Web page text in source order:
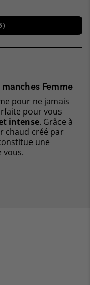
Femme
pour ne jamais
pour vous
intense. Grâce à
chaud créé par
une
vous.